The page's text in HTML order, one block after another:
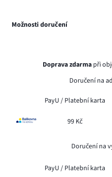
Možnosti doručení
Doprava zdarma při
Doručení na
PayU / Platební karta
99 Kč
Doručení na
PayU / Platební karta